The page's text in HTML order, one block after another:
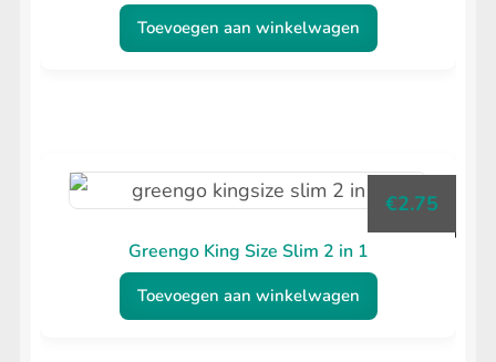
Toevoegen aan winkelwagen
Greengo King Size Slim 2 in 1
€2.75
Toevoegen aan winkelwagen